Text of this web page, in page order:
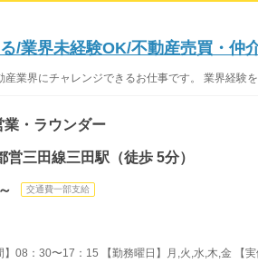
/業界未経験OK/不動産売買・仲
産業界にチャレンジできるお仕事です。 業界経験
業・ラウンダー
営三田線三田駅（徒歩 5分）
交通費一部支給
】08：30〜17：15 【勤務曜日】月,火,水,木,金 【